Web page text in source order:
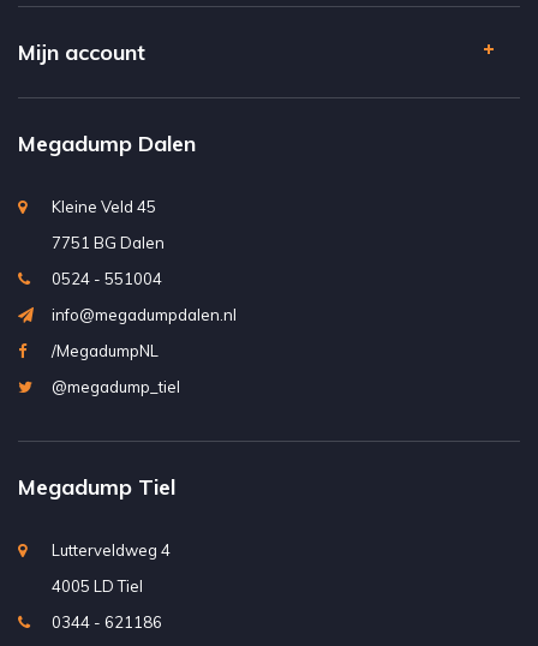
Mijn account
Megadump Dalen
Kleine Veld 45
7751 BG Dalen
0524 - 551004
info@megadumpdalen.nl
/MegadumpNL
@megadump_tiel
Megadump Tiel
Lutterveldweg 4
4005 LD Tiel
0344 - 621186